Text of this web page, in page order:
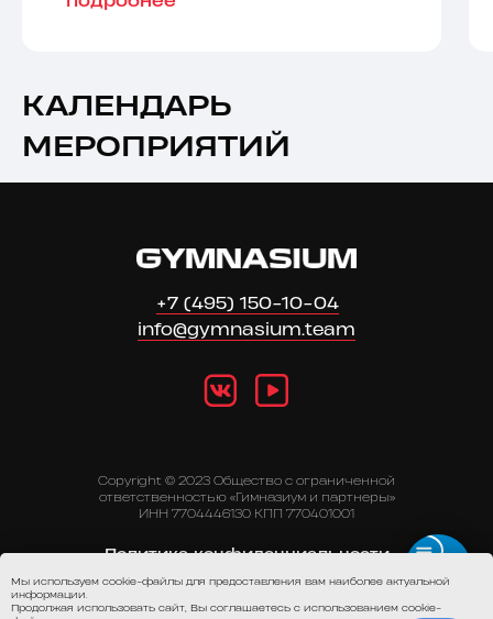
КАЛЕНДАРЬ
МЕРОПРИЯТИЙ
Copyright © 2023 Общество с ограниченной
ответственностью «Гимназиум и партнеры»
ИНН 7704446130 КПП 770401001
+7 (495) 150-10-04
info@gymnasium.team
Политика конфиденциальности
Публичная оферта
Мы используем cookie-файлы для предоставления вам наиболее актуальной
информации.
Продолжая использовать сайт, Вы соглашаетесь с использованием cookie-